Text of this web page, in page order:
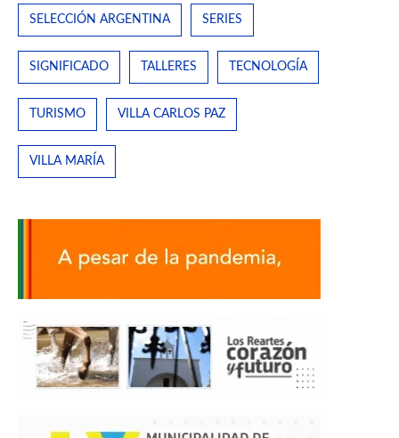
SELECCIÓN ARGENTINA SERIES
SIGNIFICADO TALLERES TECNOLOGÍA
TURISMO VILLA CARLOS PAZ
VILLA MARÍA